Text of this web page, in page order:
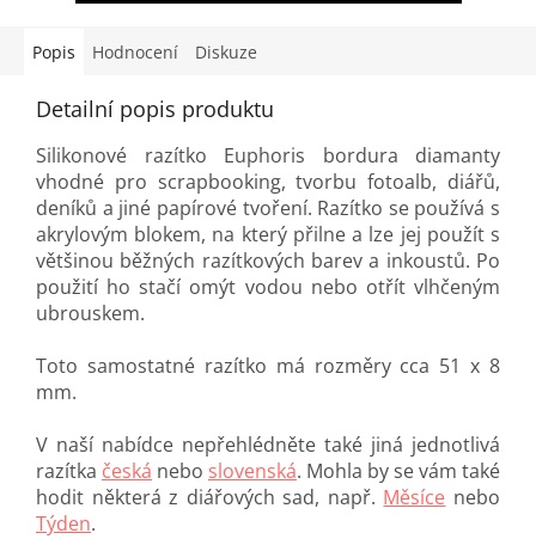
Popis Hodnocení Diskuze
Detailní popis produktu
Silikonové razítko Euphoris bordura diamanty
vhodné pro scrapbooking, tvorbu fotoalb, diářů,
deníků a jiné papírové tvoření. Razítko se používá s
akrylovým blokem, na který přilne a lze jej použít s
většinou běžných razítkových barev a inkoustů. Po
použití ho stačí omýt vodou nebo otřít vlhčeným
ubrouskem.
Toto samostatné razítko má rozměry cca 51 x 8
mm.
V naší nabídce nepřehlédněte také jiná jednotlivá
razítka česká nebo slovenská. Mohla by se vám také
hodit některá z diářových sad, např. Měsíce nebo
Týden.